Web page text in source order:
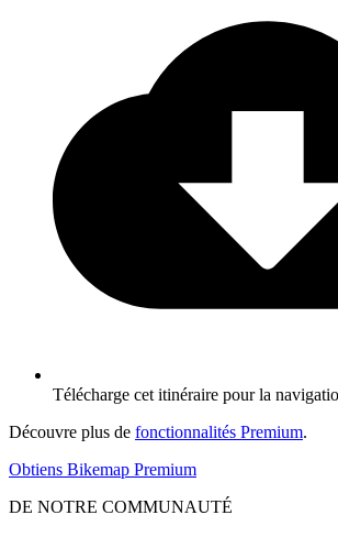
Télécharge cet itinéraire pour la
Découvre plus de fonctionnalités Premium.
Obtiens Bikemap Premium
DE NOTRE COMMUNAUTÉ